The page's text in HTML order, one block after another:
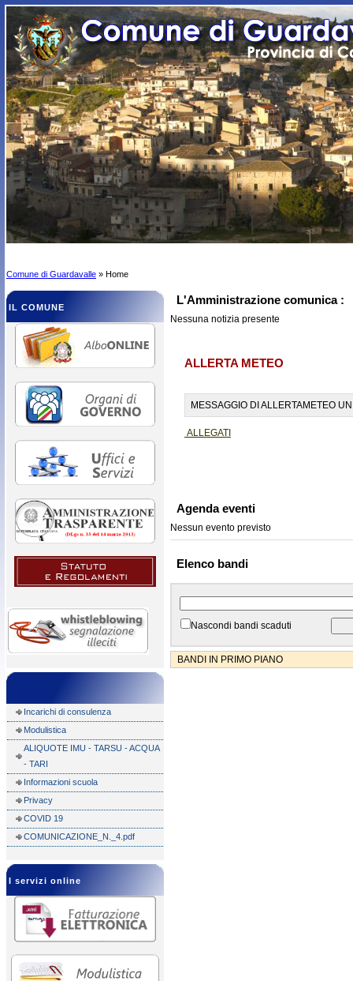
Comune di Guardavalle » Home
L'Amministrazione comunica :
Nessuna notizia presente
ALLERTA METEO
MESSAGGIO DI ALLERTAMETEO
ALLEGATI
Agenda eventi
Nessun evento previsto
Elenco bandi
Nascondi bandi scaduti
BANDI IN PRIMO PIANO
IL COMUNE
Incarichi di consulenza
Modulistica
ALIQUOTE IMU - TARSU - ACQUA
- TARI
Informazioni scuola
Privacy
COVID 19
COMUNICAZIONE_N._4.pdf
I servizi online